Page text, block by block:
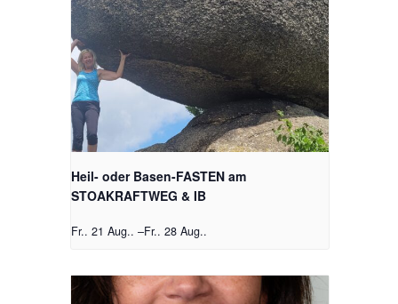
Heil- oder Basen-FASTEN am
STOAKRAFTWEG & IB
Fr.. 21 Aug.. –Fr.. 28 Aug..